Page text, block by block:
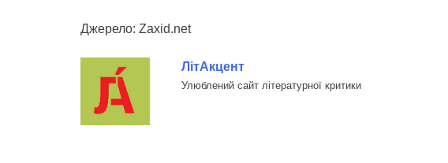
Джерело: Zaxid.net
ЛітАкцент
Улюблений сайт літературної критики